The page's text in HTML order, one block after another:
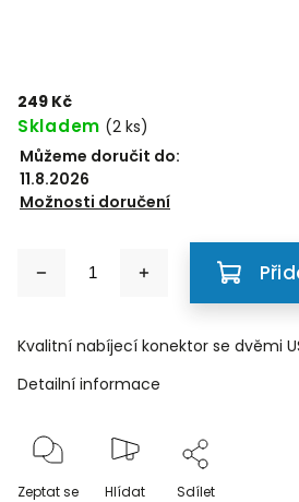
249 Kč
Skladem (2 ks)
Můžeme doručit do:
11.8.2026
Možnosti doručení
Kvalitní nabíjecí konektor se dvěmi
Detailní informace
Zeptat se Hlídat Sdílet